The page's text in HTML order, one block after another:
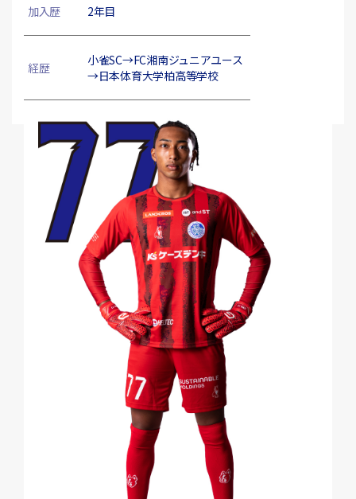
加入歴 2年目
経歴
小雀SC→FC湘南ジュニアユース
→日本体育大学柏高等学校